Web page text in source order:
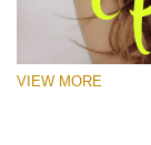
VIEW MORE